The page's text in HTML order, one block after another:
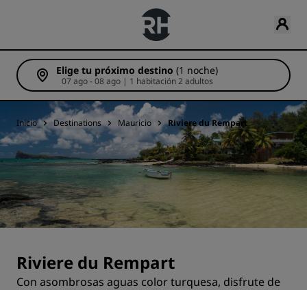
Elige tu próximo destino (1 noche)
07 ago - 08 ago | 1 habitación 2 adultos
Inicio Destinations Mauricio Riviere du Rempart
Riviere du Rempart
Con asombrosas aguas color turquesa, disfrute de